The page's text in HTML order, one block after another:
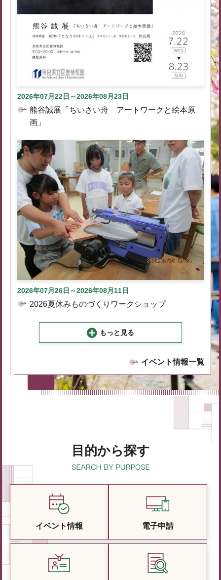
2026年07月22日～2026年08月23日
熊谷誠展「ちいさい舟 アートワークと絵本原
画」
2026年07月26日～2026年08月11日
2026夏休みものづくりワークショップ
もっと見る
イベント情報一覧
目的から探す
イベント情報 電子申請